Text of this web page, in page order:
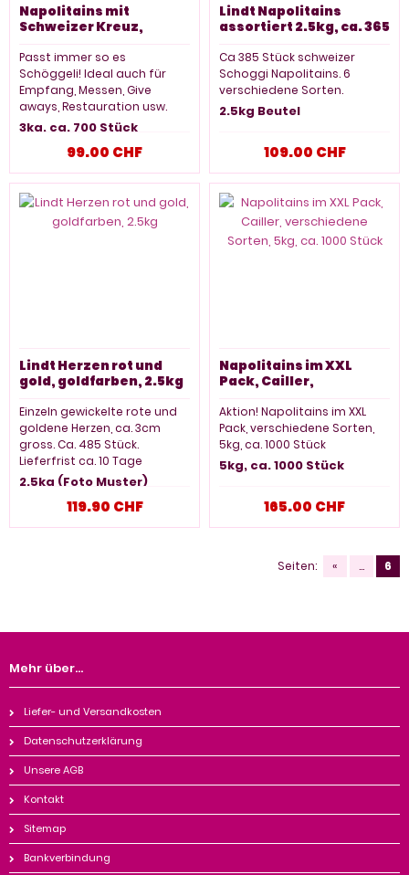
Napolitains mit
Schweizer Kreuz,
Stück, 3kg
Passt immer so es
Schöggeli! Ideal auch für
Empfang, Messen, Give
aways, Restauration usw.
3kg, ca. 700 Stück
99.00 CHF
Lindt Napolitains
assortiert 2.5kg, ca. 365
Ca 385 Stück schweizer
Schoggi Napolitains. 6
verschiedene Sorten.
2.5kg Beutel
109.00 CHF
Lindt Herzen rot und
gold, goldfarben, 2.5kg
Einzeln gewickelte rote und
goldene Herzen, ca. 3cm
gross. Ca. 485 Stück.
Lieferfrist ca. 10 Tage
2.5kg (Foto Muster)
119.90 CHF
Napolitains im XXL
Pack, Cailler,
5kg, ca. 1000 Stück
Aktion! Napolitains im XXL
Pack, verschiedene Sorten,
5kg, ca. 1000 Stück
5kg, ca. 1000 Stück
165.00 CHF
Seiten: « ... 6
Mehr über...
Liefer- und Versandkosten
Datenschutzerklärung
Unsere AGB
Kontakt
Sitemap
Bankverbindung